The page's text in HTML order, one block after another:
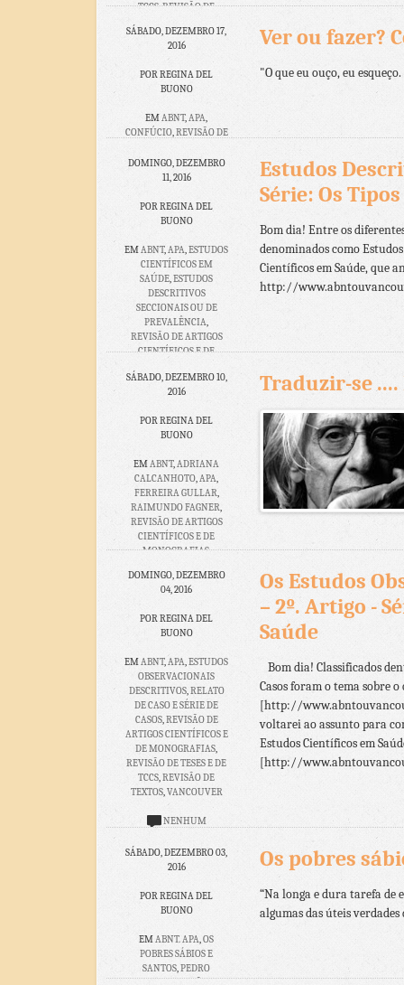
TCCS,REVISÃO DE
NENHUM
SÁBADO, DEZEMBRO 17,
2016
POR REGINA DEL
BUONO
EMABNT,APA,
CONFÚCIO,REVISÃO DE
DE MONOGRAFIAS,
REVISÃO DE TESES E DE
TEXTOS,VANCOUVER
VER OU FAZER
NENHUM
COMENTÁRIO
Ver ou fazer?
"O que eu ouço, eu esqueço.
DOMINGO, DEZEMBRO
11, 2016
POR REGINA DEL
BUONO
EMABNT,APA,ESTUDOS
CIENTÍFICOS EM
SAÚDE,ESTUDOS
DESCRITIVOS
SECCIONAIS OU DE
PREVALÊNCIA,
REVISÃO DE ARTIGOS
CIENTÍFICOS E DE
REVISÃO DE TESES E DE
REVISÃO DE
NENHUM
Estudos
Série: Os
Bom dia! Entre os
denominados como
Científicos em Saúde, que
http://
SÁBADO, DEZEMBRO 10,
2016
POR REGINA DEL
BUONO
EMABNT,ADRIANA
CALCANHOTO,APA,
FERREIRA GULLAR,
RAIMUNDO FAGNER,
REVISÃO DE ARTIGOS
CIENTÍFICOS E DE
MONOGRAFIAS,
TCCS,REVISÃO DE
,TRADUZIR-SE
NENHUM
COMENTÁRIO
Traduzir-se
DOMINGO, DEZEMBRO
04, 2016
POR REGINA DEL
BUONO
EMABNT,APA,ESTUDOS
OBSERVACIONAIS
DESCRITIVOS,RELATO
DE CASO E SÉRIE DE
CASOS,REVISÃO DE
ARTIGOS CIENTÍFICOS E
DE MONOGRAFIAS,
REVISÃO DE TESES E DE
TCCS,REVISÃO DE
TEXTOS,VANCOUVER
NENHUM
Os Estudos
– 2º. Artigo -
Saúde
Bom dia! Classificados
Casos foram o tema sobre
[http://
voltarei ao assunto para
Estudos Científicos em
[http://
SÁBADO, DEZEMBRO 03,
2016
POR REGINA DEL
BUONO
EMABNT. APA,OS
POBRES SÁBIOS E
SANTOS,PEDRO
Os pobres
“Na longa e dura tarefa
algumas das úteis verdades